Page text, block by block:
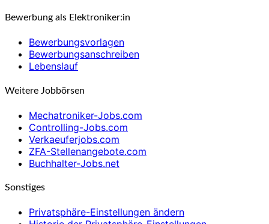
Bewerbung als Elektroniker:in
Bewerbungsvorlagen
Bewerbungsanschreiben
Lebenslauf
Weitere Jobbörsen
Mechatroniker-Jobs.com
Controlling-Jobs.com
Verkaeuferjobs.com
ZFA-Stellenangebote.com
Buchhalter-Jobs.net
Sonstiges
Privatsphäre-Einstellungen ändern